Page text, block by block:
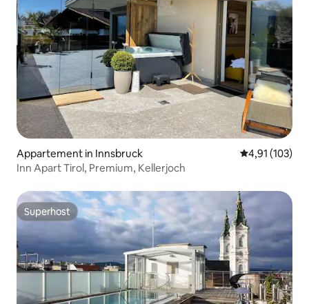
Appartement in Innsbruck Gemiddelde
4,91 (103)
Inn Apart Tirol, Premium, Kellerjoch
Superhost
Superhost